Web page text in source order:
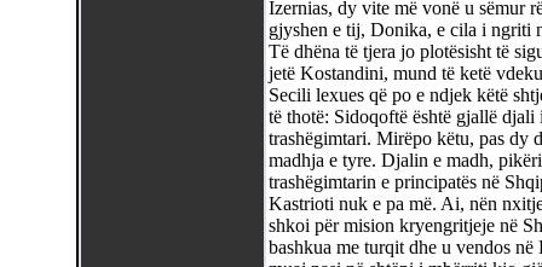
Izernias, dy vite më vonë u sëmur
gjyshen e tij, Donika, e cila i ngriti
Të dhëna të tjera jo plotësisht të
jetë Kostandini, mund të ketë
Secili lexues që po e ndjek këtë
të thotë: Sidoqoftë është gjallë
trashëgimtari. Mirëpo këtu, pas dy
madhja e tyre. Djalin e madh,
trashëgimtarin e principatës në
Kastrioti nuk e pa më. Ai, nën
shkoi për mision kryengritjeje në
bashkua me turqit dhe u vendos